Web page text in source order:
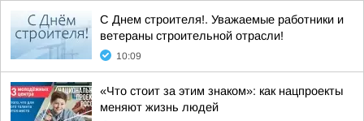
С Днем строителя!. Уважаемые работники и
ветераны строительной отрасли!
10:09
«Что стоит за этим знаком»: как нацпроекты
меняют жизнь людей